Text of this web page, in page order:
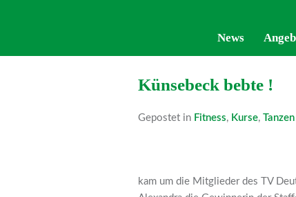
News
News
Künsebeck bebte !
Gepostet in Fitness, Kurse, Tanzen
kam um die Mitglieder des TV